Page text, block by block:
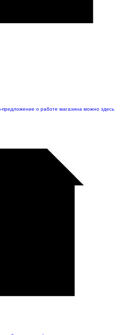
предложение о работе магазина можно здесь